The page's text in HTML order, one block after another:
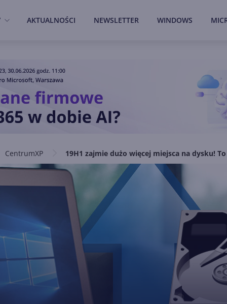
AKTUALNOŚCI NEWSLETTER WINDOWS
CentrumXP 19H1 zajmie dużo więcej miejsca na dysku!